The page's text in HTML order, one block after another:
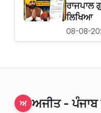
ਰਾਜਪਾਲ
ਲਿਖਿਆ
08-08-
ਅ ਅਜੀਤ -